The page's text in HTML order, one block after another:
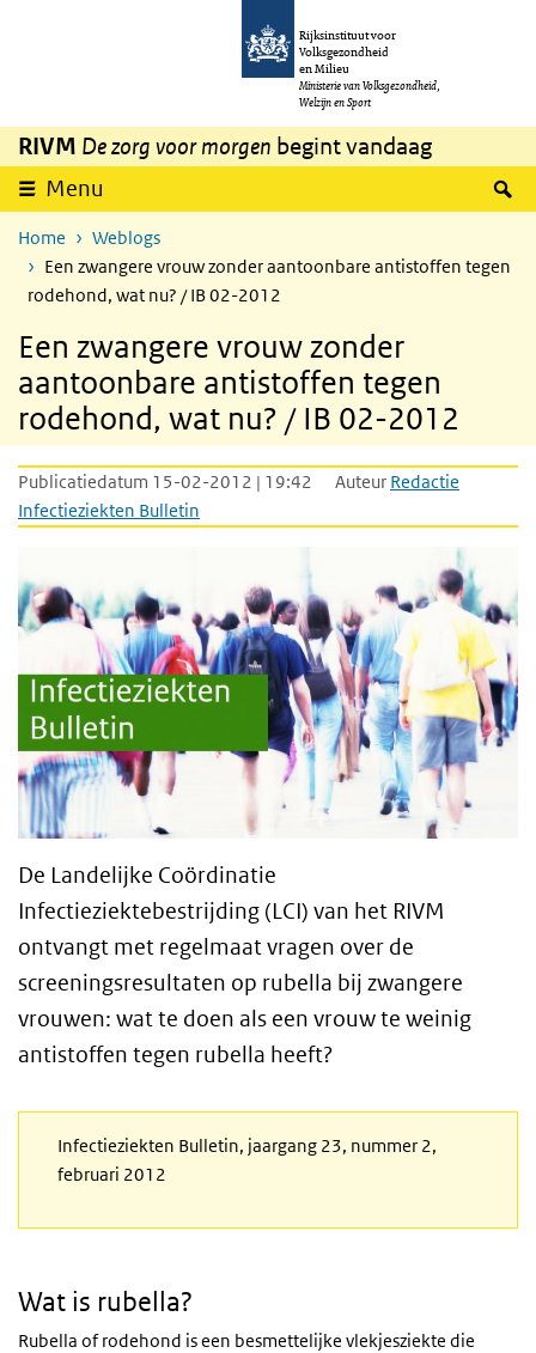
Overslaan en naar de inhoud gaan
Rijksinstituut voor
Volksgezondheid
en Milieu
Ministerie van Volksgezondheid,
Welzijn en Sport
RIVM De zorg voor morgen begint vandaag
Menu
Home
Weblogs
Een zwangere vrouw zonder aantoonbare antistoffen tegen
rodehond, wat nu? / IB 02-2012
Een zwangere vrouw zonder
aantoonbare antistoffen tegen
rodehond, wat nu? / IB 02-2012
Publicatiedatum 15-02-2012 | 19:42 Auteur Redactie
Infectieziekten Bulletin
De Landelijke Coördinatie
Infectieziektebestrijding (LCI) van het RIVM
ontvangt met regelmaat vragen over de
screeningsresultaten op rubella bij zwangere
vrouwen: wat te doen als een vrouw te weinig
antistoffen tegen rubella heeft?
Infectieziekten Bulletin, jaargang 23, nummer 2,
februari 2012
Wat is rubella?
Rubella of rodehond is een besmettelijke vlekjesziekte die